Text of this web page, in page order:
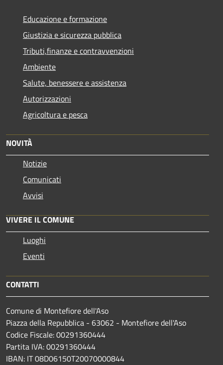
Educazione e formazione
Giustizia e sicurezza pubblica
Tributi,finanze e contravvenzioni
Ambiente
Salute, benessere e assistenza
Autorizzazioni
Agricoltura e pesca
NOVITÀ
Notizie
Comunicati
Avvisi
VIVERE IL COMUNE
Luoghi
Eventi
CONTATTI
Comune di Montefiore dell'Aso
Piazza della Repubblica - 63062 - Montefiore dell'Aso
Codice Fiscale: 00291360444
Partita IVA: 00291360444
IBAN: IT 08D06150T20070000844